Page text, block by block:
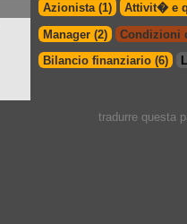
Azionista (1)
Attivit� e
Manager (2)
Condizioni
Bilancio finanziario (6)
tradurre questa